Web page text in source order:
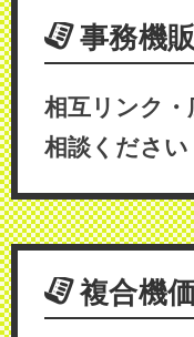
事務機
相互リンク
相談ください
複合機